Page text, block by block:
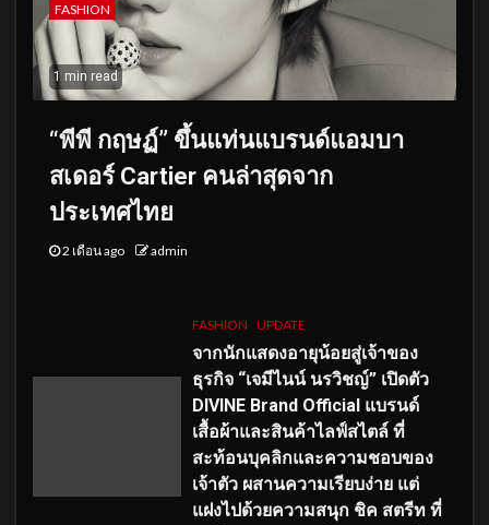
FASHION
1 min read
“พีพี กฤษฏ์” ขึ้นแท่นแบรนด์แอมบา
สเดอร์ Cartier คนล่าสุดจาก
ประเทศไทย
2 เดือน ago admin
FASHION UPDATE
จากนักแสดงอายุน้อยสู่เจ้าของ
ธุรกิจ “เจมีไนน์ นรวิชญ์” เปิดตัว
DIVINE Brand Official แบรนด์
เสื้อผ้าและสินค้าไลฟ์สไตล์ ที่
สะท้อนบุคลิกและความชอบของ
เจ้าตัว ผสานความเรียบง่าย แต่
แฝงไปด้วยความสนุก ชิค สตรีท ที่